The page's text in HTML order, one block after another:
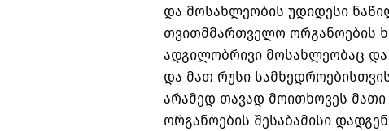
და მოსახლეობის უდიდესი
თვითმმართველო ორგანოების
ადგილობრივი მოსახლეობაც და
და მათ რუსი
არამედ თავად მოითხოვეს
ორგანოების შესაბამისი